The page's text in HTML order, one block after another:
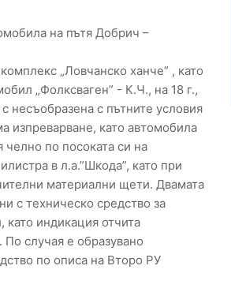
на пътя Добрич –
„Ловчанско ханче” , като
„Фолксваген” - К.Ч., на 18 г.,
несъобразена с пътните условия
изпреварване, като автомобила
челно по посоката си на
в л.а.”Шкода”, като при
материални щети. Двамата
с техническо средство за
като индикация отчита
случая е образувано
по описа на Второ РУ